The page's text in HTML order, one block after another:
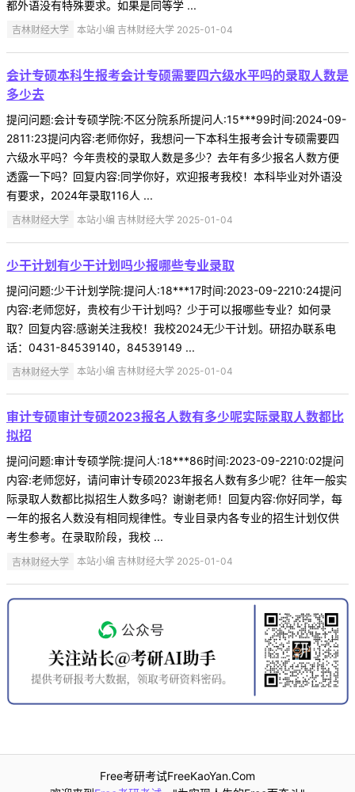
都外语没有特殊要求。如果是同等学 ...
吉林财经大学 本站小编 吉林财经大学 2025-01-04
会计专硕本科生报考会计专硕需要四六级水平吗的录取人数是
多少去
提问问题:会计专硕学院:不区分院系所提问人:15***99时间:2024-09-
2811:23提问内容:老师你好，我想问一下本科生报考会计专硕需要四
六级水平吗？今年贵校的录取人数是多少？去年有多少报名人数方便
透露一下吗？回复内容:同学你好，欢迎报考我校！本科毕业对外语没
有要求，2024年录取116人 ...
吉林财经大学 本站小编 吉林财经大学 2025-01-04
少干计划有少干计划吗少报哪些专业录取
提问问题:少干计划学院:提问人:18***17时间:2023-09-2210:24提问
内容:老师您好，贵校有少干计划吗？少于可以报哪些专业？如何录
取？回复内容:感谢关注我校！我校2024无少干计划。研招办联系电
话：0431-84539140，84539149 ...
吉林财经大学 本站小编 吉林财经大学 2025-01-04
审计专硕审计专硕2023报名人数有多少呢实际录取人数都比
拟招
提问问题:审计专硕学院:提问人:18***86时间:2023-09-2210:02提问
内容:老师您好，请问审计专硕2023年报名人数有多少呢？往年一般实
际录取人数都比拟招生人数多吗？谢谢老师！回复内容:你好同学，每
一年的报名人数没有相同规律性。专业目录内各专业的招生计划仅供
考生参考。在录取阶段，我校 ...
吉林财经大学 本站小编 吉林财经大学 2025-01-04
Free考研考试FreeKaoYan.Com